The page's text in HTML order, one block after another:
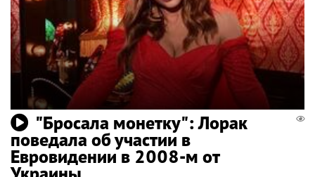
"Бросала монетку": Лорак
поведала об участии в
Евровидении в 2008-м от